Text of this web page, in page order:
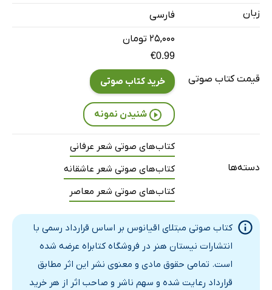
زبان
فارسی
قیمت کتاب صوتی
۲۵,۰۰۰ تومان
€0.99
خرید کتاب صوتی
شنیدن نمونه
دسته‌ها
کتاب‌های صوتی شعر عرفانی
کتاب‌های صوتی شعر عاشقانه
کتاب‌های صوتی شعر معاصر
کتاب صوتی مبتلای اقیانوس بر اساس قرارداد رسمی با
انتشارات نیستان هنر در فروشگاه کتابراه عرضه شده
است. تمامی حقوق مادی و معنوی نشر این اثر مطابق
قرارداد رعایت شده و سهم ناشر و صاحب اثر از هر خرید